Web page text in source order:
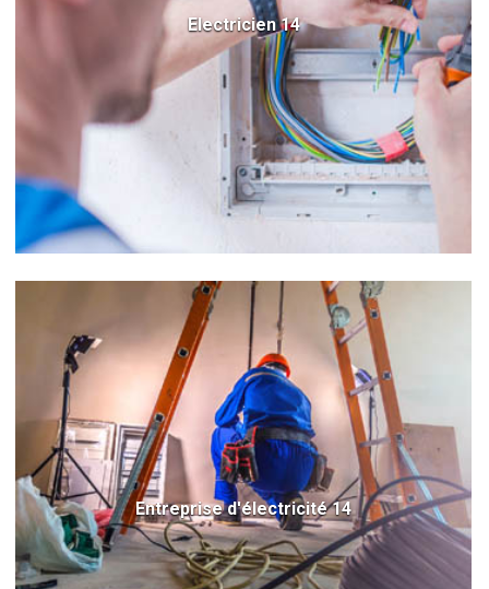
Electricien 14
Entreprise d'électricité 14